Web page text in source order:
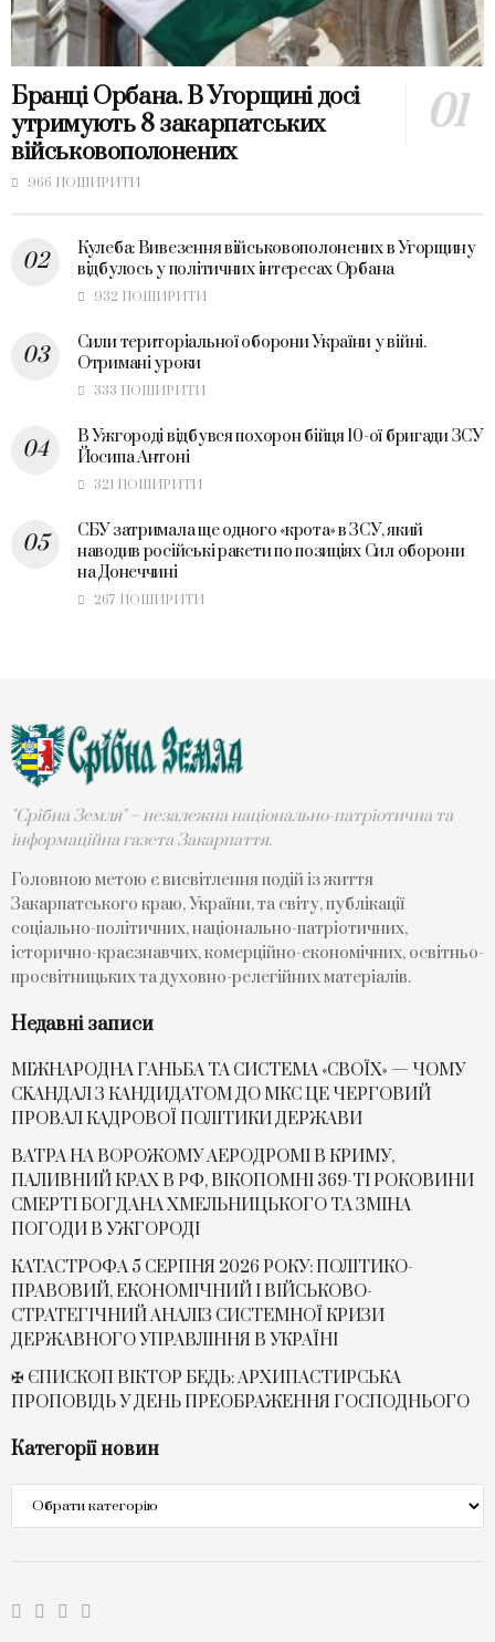
Бранці Орбана. В Угорщині досі
утримують 8 закарпатських
військовополонених
966 ПОШИРИТИ
Кулеба: Вивезення військовополонених в Угорщину
відбулось у політичних інтересах Орбана
932 ПОШИРИТИ
Сили територіальної оборони України у війні.
Отримані уроки
333 ПОШИРИТИ
В Ужгороді відбувся похорон бійця 10-ої бригади ЗСУ
Йосипа Антоні
321 ПОШИРИТИ
СБУ затримала ще одного «крота» в ЗСУ, який
наводив російські ракети по позиціях Сил оборони
на Донеччині
267 ПОШИРИТИ
"Срібна Земля" – незалежна національно-патріотична та
інформаційна газета Закарпаття.
Головною метою є висвітлення подій із життя
Закарпатського краю, України, та світу, публікації
соціально-політичних, національно-патріотичних,
історично-краєзнавчих, комерційно-економічних, освітньо-
просвітницьких та духовно-релегійних матеріалів.
Недавні записи
МІЖНАРОДНА ГАНЬБА ТА СИСТЕМА «СВОЇХ» — ЧОМУ
СKАНДАЛ З КАНДИДАТОМ ДО МКС ЦЕ ЧЕРГОВИЙ
ПРОВАЛ КАДРОВОЇ ПОЛІТИКИ ДЕРЖАВИ
ВАТРА НА ВОРОЖОМУ АЕРОДРОМІ В КРИМУ,
ПАЛИВНИЙ КРАХ В РФ, ВІКОПОМНІ 369-ТІ РОКОВИНИ
СМЕРТІ БОГДАНА ХМЕЛЬНИЦЬКОГО ТА ЗМІНА
ПОГОДИ В УЖГОРОДІ
КАТАСТРОФА 5 СЕРПНЯ 2026 РОКУ: ПОЛІТИКО-
ПРАВОВИЙ, ЕКОНОМІЧНИЙ І ВІЙСЬКОВО-
СТРАТЕГІЧНИЙ АНАЛІЗ СИСТЕМНОЇ КРИЗИ
ДЕРЖАВНОГО УПРАВЛІННЯ В УКРАЇНІ
✠ ЄПИСКОП ВІКТОР БЕДЬ: АРХИПАСТИРСЬКА
ПРОПОВІДЬ У ДЕНЬ ПРЕОБРАЖЕННЯ ГОСПОДНЬОГО
Категорії новин
новин